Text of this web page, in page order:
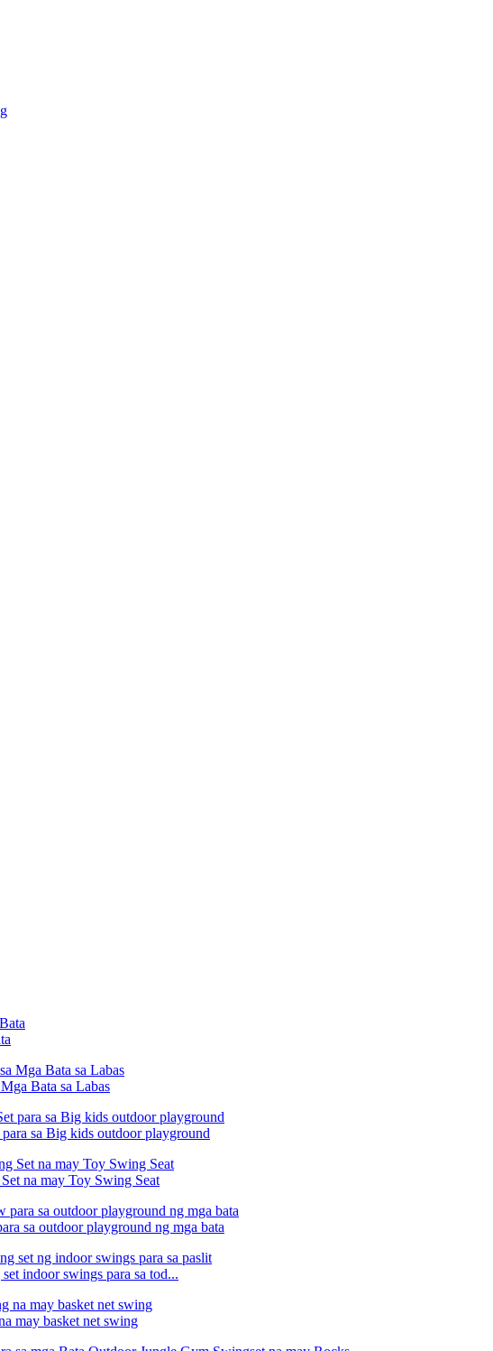
Bata sa Labas
sa Big kids outdoor playground
na may Toy Swing Seat
sa outdoor playground ng mga bata
indoor swings para sa tod...
may basket net swing